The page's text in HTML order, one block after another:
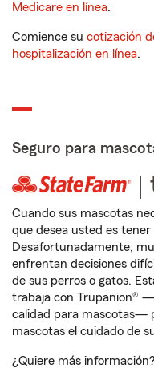
Medicare en línea.
Comience su cotización
hospitalización en línea.
Seguro para
Cuando sus mascotas
que desea usted es
Desafortunadamente,
enfrentan decisiones
de sus perros o gatos.
trabaja con Trupanion®
calidad para mascotas—
mascotas el cuidado de
¿Quiere más